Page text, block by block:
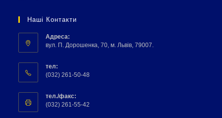
Наші Контакти
Адреса:
вул. П. Дорошенка, 70, м. Львів, 79007.
тел:
(032) 261-50-48
тел./факс:
(032) 261-55-42